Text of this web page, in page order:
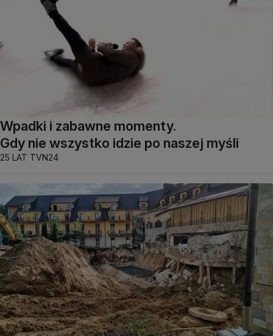
Wpadki i zabawne momenty.
Gdy nie wszystko idzie po naszej myśli
25 LAT TVN24